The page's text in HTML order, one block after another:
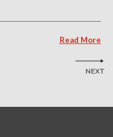
Read More
NEXT